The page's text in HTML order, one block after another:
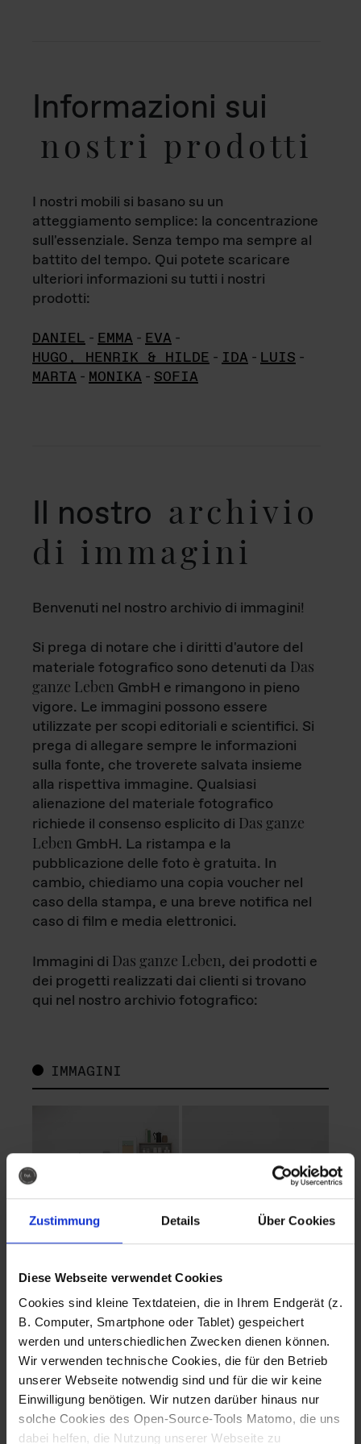
Zustimmung Details Über Cookies
Diese Webseite verwendet Cookies
Cookies sind kleine Textdateien, die in Ihrem Endgerät (z.
B. Computer, Smartphone oder Tablet) gespeichert
werden und unterschiedlichen Zwecken dienen können.
Wir verwenden technische Cookies, die für den Betrieb
unserer Webseite notwendig sind und für die wir keine
Einwilligung benötigen. Wir nutzen darüber hinaus nur
solche Cookies des Open-Source-Tools Matomo, die uns
dabei helfen, die Nutzung unserer Webseite zu
Informazioni sui
nostri prodotti
I nostri mobili si basano su un
atteggiamento semplice: la concentrazione
sull'essenziale. Senza tempo ma sempre al
battito del tempo. Qui potete scaricare
ulteriori informazioni su tutti i nostri
prodotti:
DANIEL - EMMA - EVA -
HUGO, HENRIK & HILDE - IDA - LUIS -
MARTA - MONIKA - SOFIA
Il nostro archivio
di immagini
Benvenuti nel nostro archivio di immagini!
Si prega di notare che i diritti d'autore del
materiale fotografico sono detenuti da Das
ganze Leben GmbH e rimangono in pieno
vigore. Le immagini possono essere
utilizzate per scopi editoriali e scientifici. Si
prega di allegare sempre le informazioni
sulla fonte, che troverete salvata insieme
alla rispettiva immagine. Qualsiasi
alienazione del materiale fotografico
richiede il consenso esplicito di Das ganze
Leben GmbH. La ristampa e la
pubblicazione delle foto è gratuita. In
cambio, chiediamo una copia voucher nel
caso della stampa, e una breve notifica nel
caso di film e media elettronici.
Immagini di Das ganze Leben, dei prodotti e
dei progetti realizzati dai clienti si trovano
qui nel nostro archivio fotografico:
IMMAGINI
Fotografo: Lorenz
Sternbach
Download
Fotografo: Lorenz
Sternbach
Download